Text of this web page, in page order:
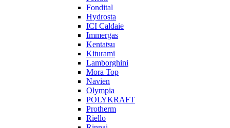
Fondital
Hydrosta
ICI Caldaie
Immergas
Kentatsu
Kiturami
Lamborghini
Mora Top
Navien
Olympia
POLYKRAFT
Protherm
Riello